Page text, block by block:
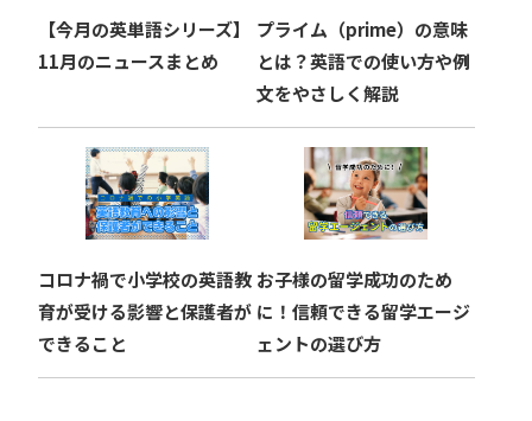
【今月の英単語シリーズ】
11月のニュースまとめ
プライム（prime）の意味
とは？英語での使い方や例
文をやさしく解説
コロナ禍で小学校の英語教
育が受ける影響と保護者が
できること
お子様の留学成功のため
に！信頼できる留学エージ
ェントの選び方